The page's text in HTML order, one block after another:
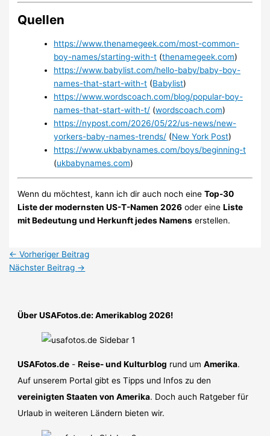
Quellen
https://www.thenamegeek.com/most-common-
boy-names/starting-with-t (thenamegeek.com)
https://www.babylist.com/hello-baby/baby-boy-
names-that-start-with-t (Babylist)
https://www.wordscoach.com/blog/popular-boy-
names-that-start-with-t/ (wordscoach.com)
https://nypost.com/2026/05/22/us-news/new-
yorkers-baby-names-trends/ (New York Post)
https://www.ukbabynames.com/boys/beginning-t
(ukbabynames.com)
Wenn du möchtest, kann ich dir auch noch eineTop-30
Liste der modernsten US-T-Namen 2026 oder eineListe
mit Bedeutung und Herkunft jedes Namens erstellen.
← Vorheriger Beitrag
Nächster Beitrag →
Über USAFotos.de: Amerikablog 2026!
USAFotos.de -Reise- und Kulturblog rund umAmerika.
Auf unserem Portal gibt es Tipps und Infos zu den
vereinigten Staaten von Amerika. Doch auch Ratgeber für
Urlaub in weiteren Ländern bieten wir.